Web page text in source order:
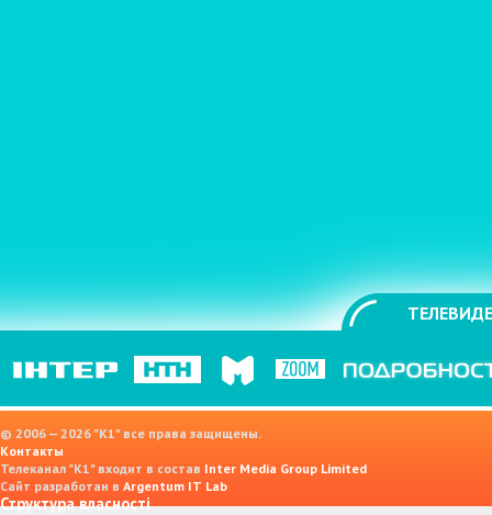
© 2006 — 2026 "K1" все права защищены.
Контакты
Телеканал "К1" входит в состав Inter Media Group Limited
Сайт разработан в Argentum IT Lab
Структура власності